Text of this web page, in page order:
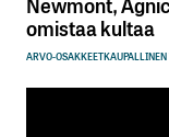
omistaa kultaa
ARVO-OSAKKEETKAUPALLINEN